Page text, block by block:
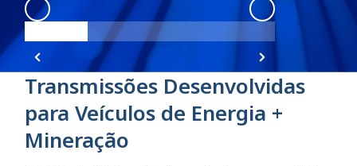
8000 Series 8000 Series Angle 1 8000 Series
Transmissões Desenvolvidas
para Veículos de Energia +
Mineração